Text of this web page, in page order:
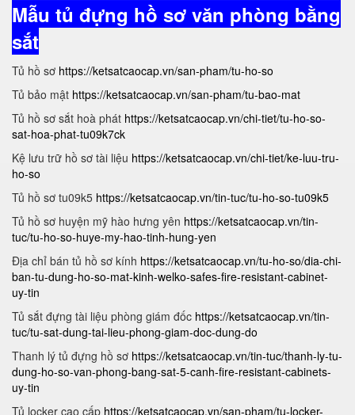
Mẫu tủ đựng hồ sơ văn phòng bằng
sắt
Tủ hồ sơ https://ketsatcaocap.vn/san-pham/tu-ho-so
Tủ bảo mật https://ketsatcaocap.vn/san-pham/tu-bao-mat
Tủ hồ sơ sắt hoà phát https://ketsatcaocap.vn/chi-tiet/tu-ho-so-
sat-hoa-phat-tu09k7ck
Kệ lưu trữ hồ sơ tài liệu https://ketsatcaocap.vn/chi-tiet/ke-luu-tru-
ho-so
Tủ hồ sơ tu09k5 https://ketsatcaocap.vn/tin-tuc/tu-ho-so-tu09k5
Tủ hồ sơ huyện mỹ hào hưng yên https://ketsatcaocap.vn/tin-
tuc/tu-ho-so-huye-my-hao-tinh-hung-yen
Địa chỉ bán tủ hồ sơ kính https://ketsatcaocap.vn/tu-ho-so/dia-chi-
ban-tu-dung-ho-so-mat-kinh-welko-safes-fire-resistant-cabinet-
uy-tin
Tủ sắt đựng tài liệu phòng giám đốc https://ketsatcaocap.vn/tin-
tuc/tu-sat-dung-tai-lieu-phong-giam-doc-dung-do
Thanh lý tủ đựng hồ sơ https://ketsatcaocap.vn/tin-tuc/thanh-ly-tu-
dung-ho-so-van-phong-bang-sat-5-canh-fire-resistant-cabinets-
uy-tin
Tủ locker cao cấp https://ketsatcaocap.vn/san-pham/tu-locker-